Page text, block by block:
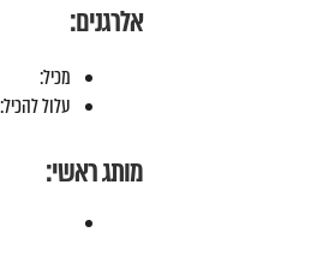
אלרגנים:
מכיל:
עלול להכיל:
מותג ראשי: